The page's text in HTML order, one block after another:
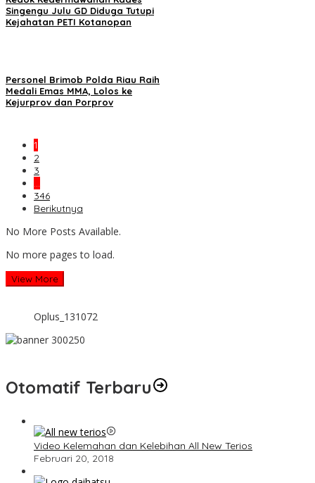
Singengu Julu GD Diduga Tutupi
Kejahatan PETI Kotanopan
Personel Brimob Polda Riau Raih
Medali Emas MMA, Lolos ke
Kejurprov dan Porprov
1
2
3
…
346
Berikutnya
No More Posts Available.
No more pages to load.
View More
Oplus_131072
Otomatif Terbaru
Video Kelemahan dan Kelebihan All New Terios
Februari 20, 2018